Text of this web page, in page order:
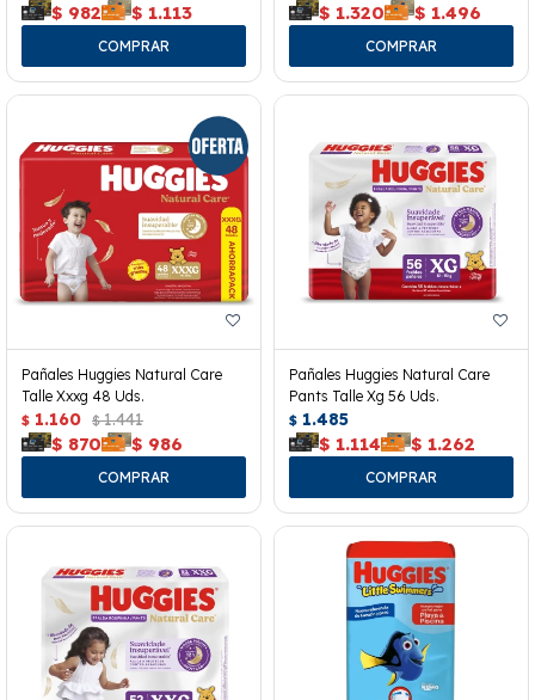
$ 982 $ 1.113 $ 1.320 $ 1.496
Pañales Huggies Natural Care
Talle Xxxg 48 Uds.
$ 1.160 $ 1.441
$ 870 $ 986
Pañales Huggies Natural Care
Pants Talle Xg 56 Uds.
$ 1.485
$ 1.114 $ 1.262